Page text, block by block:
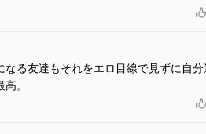
なる友達もそれをエロ目線で見ずに自分
。